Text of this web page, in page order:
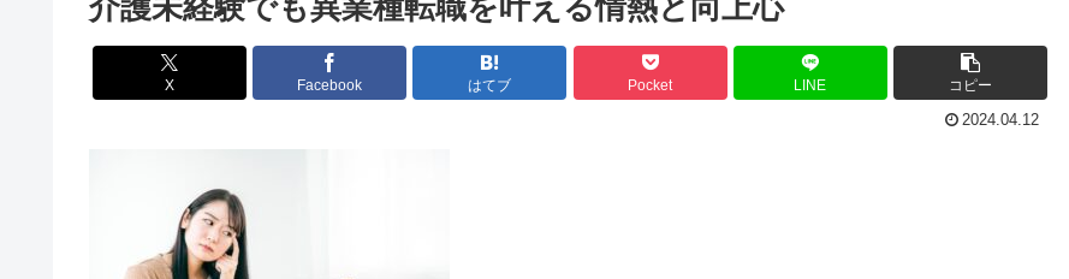
X Facebook はてブ Pocket LINE コピー
2024.04.12